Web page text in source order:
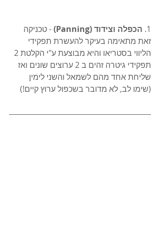
1. הכפלה וצידוד (Panning)
- טכניקה
זאת מתאימה בעיקר להעשרת תפקידי
תפקידי גיטרה זהים ב 2 ערוצים שונים ואז
שליחת אחד מהם לשמאל והשני לימין
(שימו לב, לא מדובר בשכפול ערוץ קיים!)